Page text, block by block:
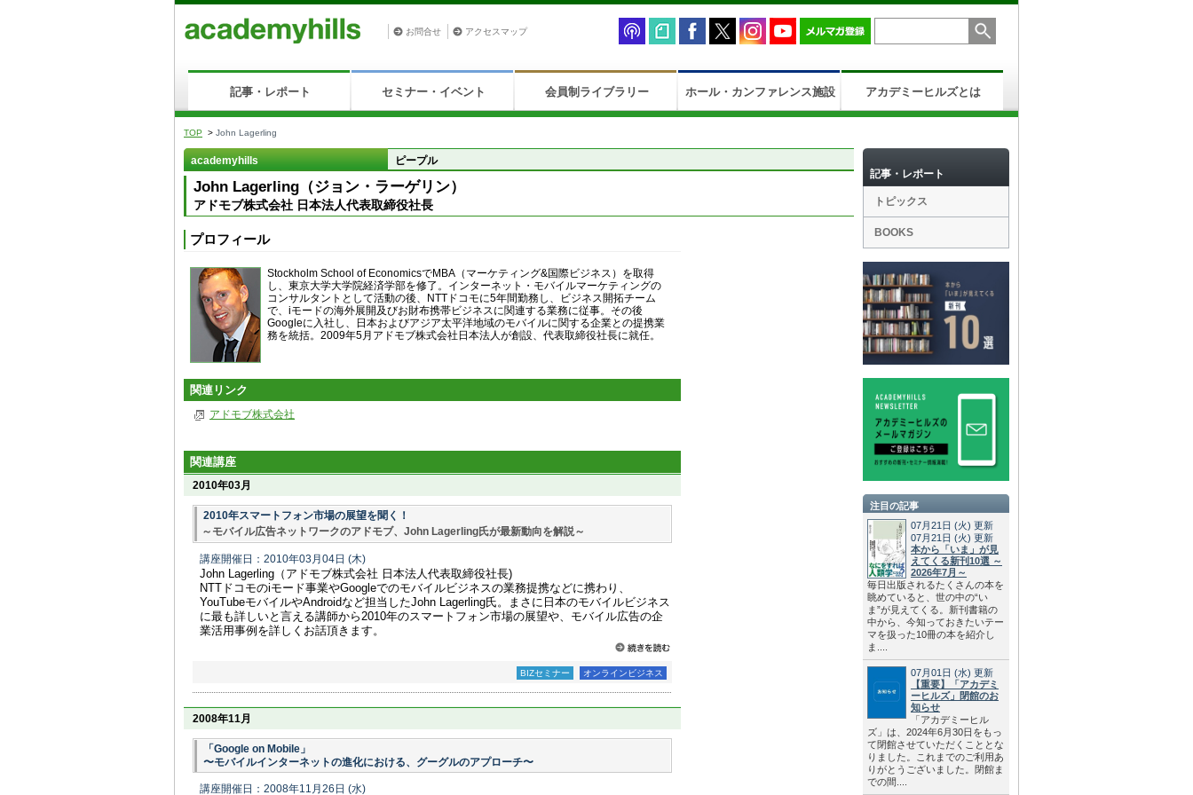
お問合せ アクセスマップ
記事・レポート セミナー・イベント 会員制ライブラリー ホール・カンファレンス施設 アカデミーヒルズとは
TOP > John Lagerling
academyhills ピープル
John Lagerling（ジョン・ラーゲリン）
アドモブ株式会社 日本法人代表取締役社長
プロフィール
Stockholm School of EconomicsでMBA（マーケティング&国際ビジネス）を取得
し、東京大学大学院経済学部を修了。インターネット・モバイルマーケティングの
コンサルタントとして活動の後、NTTドコモに5年間勤務し、ビジネス開拓チーム
で、iモードの海外展開及びお財布携帯ビジネスに関連する業務に従事。その後
Googleに入社し、日本およびアジア太平洋地域のモバイルに関する企業との提携業
務を統括。2009年5月アドモブ株式会社日本法人が創設、代表取締役社長に就任。
関連リンク
アドモブ株式会社
関連講座
2010年03月
2010年スマートフォン市場の展望を聞く！
～モバイル広告ネットワークのアドモブ、John Lagerling氏が最新動向を解説～
講座開催日：2010年03月04日 (木)
John Lagerling（アドモブ株式会社 日本法人代表取締役社長)
NTTドコモのiモード事業やGoogleでのモバイルビジネスの業務提携などに携わり、
YouTubeモバイルやAndroidなど担当したJohn Lagerling氏。まさに日本のモバイルビジネス
に最も詳しいと言える講師から2010年のスマートフォン市場の展望や、モバイル広告の企
業活用事例を詳しくお話頂きます。
BIZセミナー オンラインビジネス
2008年11月
「Google on Mobile」
〜モバイルインターネットの進化における、グーグルのアプローチ〜
講座開催日：2008年11月26日 (水)
記事・レポート
トピックス
BOOKS
注目の記事
07月21日 (火) 更新
07月21日 (火) 更新
本から「いま」が見
えてくる新刊10選 ～
2026年7月～
毎日出版されるたくさんの本を
眺めていると、世の中の“い
ま”が見えてくる。新刊書籍の
中から、今知っておきたいテー
マを扱った10冊の本を紹介し
ま....
07月01日 (水) 更新
【重要】「アカデミ
ーヒルズ」閉館のお
知らせ
「アカデミーヒル
ズ」は、2024年6月30日をもっ
て閉館させていただくこととな
りました。これまでのご利用あ
りがとうございました。閉館ま
での間....